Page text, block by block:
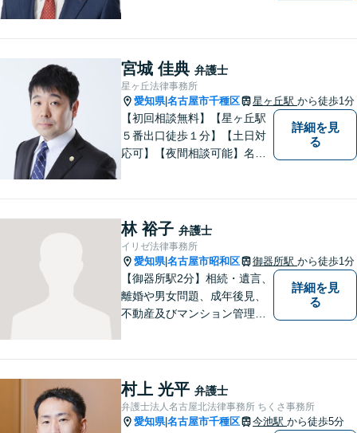
談対応も行っております。ま
ずは、お気軽にお電話くださ
い。
宮城 佳典 弁護士
星ヶ丘法律事務所
愛知県|名古屋市千種区 星ヶ丘駅 から徒歩1分
【初回相談無料】【星ヶ丘駅
５番出口徒歩１分】【土日対
応可】【夜間相談可能】名古
詳細を見
る
林 裕子 弁護士
イリゼ法律事務所
愛知県|名古屋市昭和区 御器所駅 から徒歩1分
【御器所駅2分】相続・遺言、
離婚や男女問題、成年後見、
不動産及びマンション管理な
い、丁寧な説明と迅速な対応
を心がけております。【完全
個室】【法テラス利用可】
詳細を見
る
村上 光平 弁護士
弁護士法人名古屋北法律事務所 ちくさ事務所
愛知県|名古屋市千種区 今池駅 から徒歩5分